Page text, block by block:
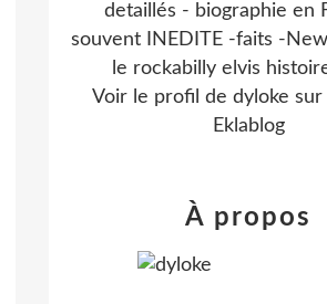
detaillés - biographie en
souvent INEDITE -faits -
le rockabilly elvis
Voir le profil de dyloke sur
Eklablog
À propos